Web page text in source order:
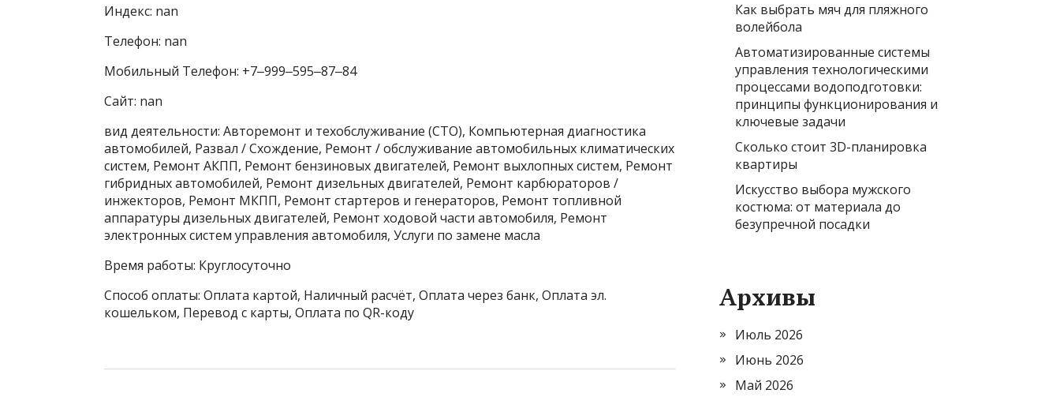
Индекс: nan
Телефон: nan
Мобильный Телефон: +7‒999‒595‒87‒84
Сайт: nan
вид деятельности: Авторемонт и техобслуживание (СТО), Компьютерная диагностика
автомобилей, Развал / Схождение, Ремонт / обслуживание автомобильных климатических
систем, Ремонт АКПП, Ремонт бензиновых двигателей, Ремонт выхлопных систем, Ремонт
гибридных автомобилей, Ремонт дизельных двигателей, Ремонт карбюраторов /
инжекторов, Ремонт МКПП, Ремонт стартеров и генераторов, Ремонт топливной
аппаратуры дизельных двигателей, Ремонт ходовой части автомобиля, Ремонт
электронных систем управления автомобиля, Услуги по замене масла
Время работы: Круглосуточно
Способ оплаты: Оплата картой, Наличный расчёт, Оплата через банк, Оплата эл.
кошельком, Перевод с карты, Оплата по QR-коду
Как выбрать мяч для пляжного
волейбола
Автоматизированные системы
управления технологическими
процессами водоподготовки:
принципы функционирования и
ключевые задачи
Сколько стоит 3D-планировка
квартиры
Искусство выбора мужского
костюма: от материала до
безупречной посадки
Архивы
Июль 2026
Июнь 2026
Май 2026